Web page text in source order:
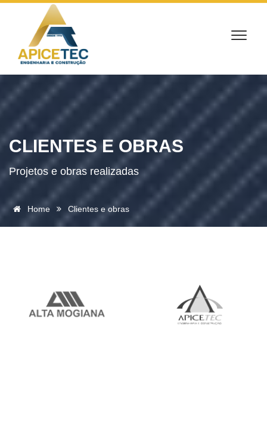
CLIENTES E OBRAS
Projetos e obras realizadas
Home Clientes e obras